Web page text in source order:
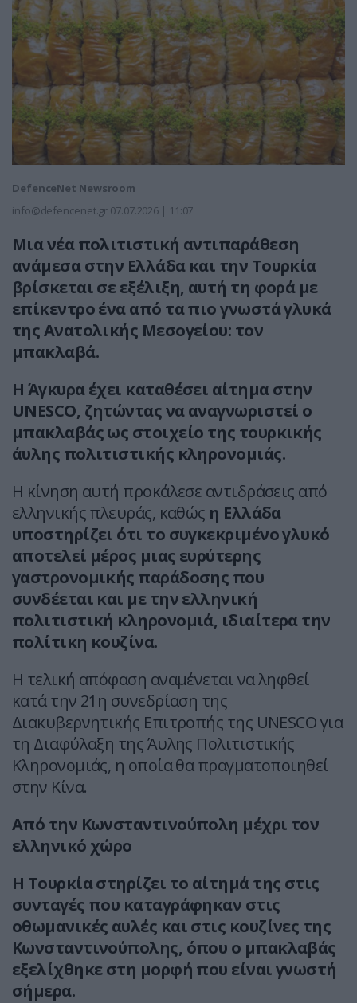
DefenceNet Newsroom
info@defencenet.gr 07.07.2026 | 11:07
Μια νέα πολιτιστική αντιπαράθεση
ανάμεσα στην Ελλάδα και την Τουρκία
βρίσκεται σε εξέλιξη, αυτή τη φορά με
επίκεντρο ένα από τα πιο γνωστά γλυκά
της Ανατολικής Μεσογείου: τον
μπακλαβά.
Η Άγκυρα έχει καταθέσει αίτημα στην
UNESCO, ζητώντας να αναγνωριστεί ο
μπακλαβάς ως στοιχείο της τουρκικής
άυλης πολιτιστικής κληρονομιάς.
Η κίνηση αυτή προκάλεσε αντιδράσεις από
ελληνικής πλευράς, καθώς η Ελλάδα
υποστηρίζει ότι το συγκεκριμένο γλυκό
αποτελεί μέρος μιας ευρύτερης
γαστρονομικής παράδοσης που
συνδέεται και με την ελληνική
πολιτιστική κληρονομιά, ιδιαίτερα την
πολίτικη κουζίνα.
Η τελική απόφαση αναμένεται να ληφθεί
κατά την 21η συνεδρίαση της
Διακυβερνητικής Επιτροπής της UNESCO για
τη Διαφύλαξη της Άυλης Πολιτιστικής
Κληρονομιάς, η οποία θα πραγματοποιηθεί
στην Κίνα.
Από την Κωνσταντινούπολη μέχρι τον
ελληνικό χώρο
Η Τουρκία στηρίζει το αίτημά της στις
συνταγές που καταγράφηκαν στις
οθωμανικές αυλές και στις κουζίνες της
Κωνσταντινούπολης, όπου ο μπακλαβάς
εξελίχθηκε στη μορφή που είναι γνωστή
σήμερα.